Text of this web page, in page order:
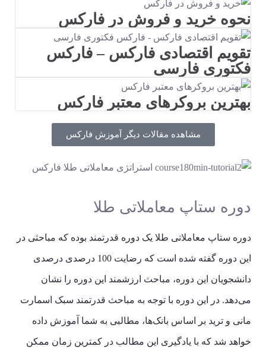
نحوه خرید و فروش در فارکس
تقویم اقتصادی فارکس – فارکس
فکتوری فارسی
بهترین بروکرهای معتبر فارکس
مشاهده مقالات دیگر آموزش فارکس
دوره ستاپ معاملاتی طلا
دوره ستاپ معاملاتی طلا یک دوره قدرتمند بوده که مباحثی در
این دوره گفته شده است که رضایت 100 درصدی درصدی
دانشجویان این دوره، مباحث ارزشمند این دوره را نشان
می‌دهد. در این دوره با توجه به مباحث قدرتمند سبک اسمارت
مانی و ترید بر اساس بانک‌ها، مطالبی به شما آموزش داده
خواهد شد که با یادگیری این مطالب در کمترین زمان ممکن